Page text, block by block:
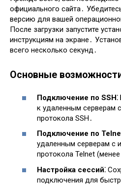
официального сайта․
версию для вашей
После загрузки запустите
инструкциям на экране․
всего несколько секунд․
Основные
Подключение по SSH⁚
к удаленным серверам
протокола SSH․
Подключение по
удаленным серверам с
протокола Telnet
Настройка сессий⁚
подключения для